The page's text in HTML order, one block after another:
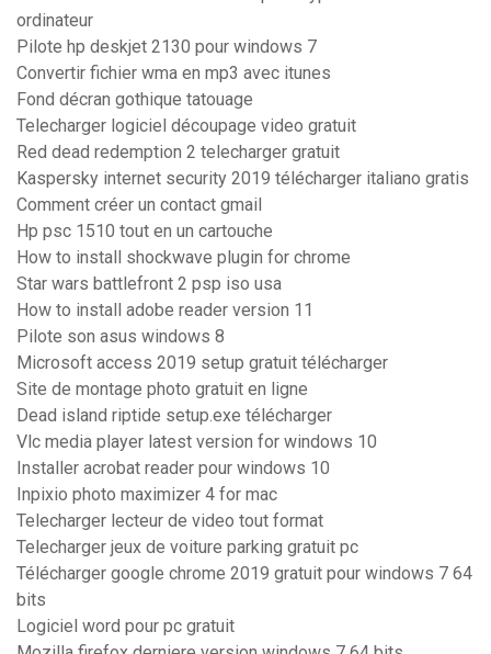
ordinateur
Pilote hp deskjet 2130 pour windows 7
Convertir fichier wma en mp3 avec itunes
Fond décran gothique tatouage
Telecharger logiciel découpage video gratuit
Red dead redemption 2 telecharger gratuit
Kaspersky internet security 2019 télécharger italiano gratis
Comment créer un contact gmail
Hp psc 1510 tout en un cartouche
How to install shockwave plugin for chrome
Star wars battlefront 2 psp iso usa
How to install adobe reader version 11
Pilote son asus windows 8
Microsoft access 2019 setup gratuit télécharger
Site de montage photo gratuit en ligne
Dead island riptide setup.exe télécharger
Vlc media player latest version for windows 10
Installer acrobat reader pour windows 10
Inpixio photo maximizer 4 for mac
Telecharger lecteur de video tout format
Telecharger jeux de voiture parking gratuit pc
Télécharger google chrome 2019 gratuit pour windows 7 64
bits
Logiciel word pour pc gratuit